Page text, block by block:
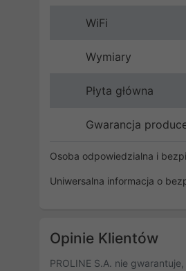
WiFi
Wymiary
Płyta główna
Gwarancja
Osoba odpowiedzialna i
Uniwersalna informacja o
Opinie Klientów
PROLINE S.A. nie